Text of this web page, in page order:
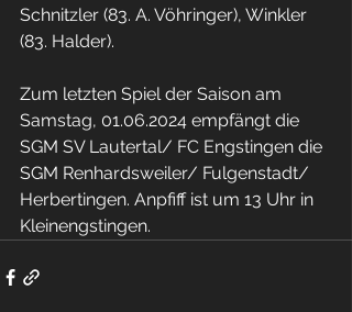
Schnitzler (83. A. Vöhringer), Winkler
(83. Halder).
Zum letzten Spiel der Saison am
Samstag, 01.06.2024 empfängt die
SGM SV Lautertal/ FC Engstingen die
SGM Renhardsweiler/ Fulgenstadt/
Herbertingen. Anpfiff ist um 13 Uhr in
Kleinengstingen.